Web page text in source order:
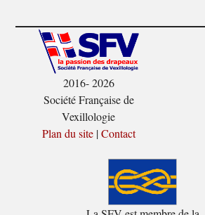
2016- 2026
Société Française de
Vexillologie
Plan du site|Contact